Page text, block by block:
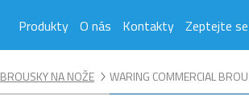
Produkty O nás Kontakty Zeptejte
BROUSKY NA NOŽE WARING COMMERCIAL